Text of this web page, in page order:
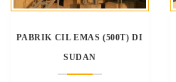
PABRIK CIL EMAS (500T) DI
SUDAN